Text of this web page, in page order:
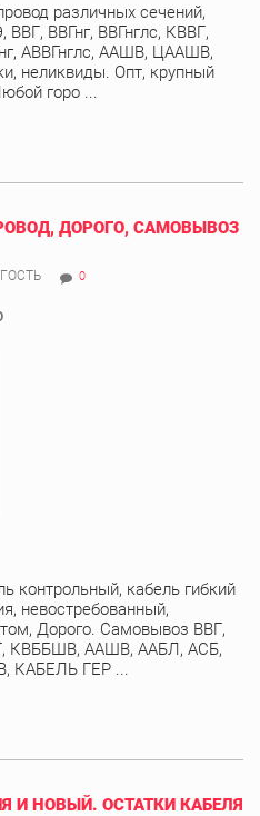
различных сечений,
ВВГнг, ВВГнглс, КВВГ,
АВВГнглс, ААШВ, ЦААШВ,
неликвиды. Опт, крупный
горо ...
ДОРОГО, САМОВЫВОЗ
ГОСТЬ 0
контрольный, кабель гибкий
невостребованный,
Дорого. Самовывоз ВВГ,
КВББШВ, ААШВ, ААБЛ, АСБ,
ГЕР ...
И НОВЫЙ. ОСТАТКИ КАБЕЛЯ